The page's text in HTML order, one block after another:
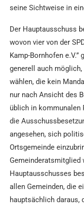
seine Sichtweise in
Der Hauptausschuss
wovon vier von der
Kamp-Bornhofen
generell auch
wählen, die kein
nur nach Ansicht des
üblich in kommunalen
die
angesehen, sich
Ortsgemeinde
Gemeinderatsmitglied
Hauptausschusses
allen Gemeinden, die
hauptsächlich daraus,